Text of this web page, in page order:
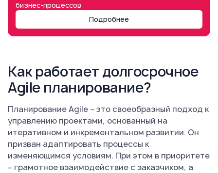
бизнес-процессов
Подробнее
Как работает долгосрочное
Agile планирование?
Планирование Agile – это своеобразный подход к
управлению проектами, основанный на
итеративном и инкрементальном развитии. Он
призван адаптировать процессы к
изменяющимся условиям. При этом в приоритете
– грамотное взаимодействие с заказчиком, а